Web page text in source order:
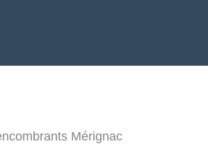
Mérignac